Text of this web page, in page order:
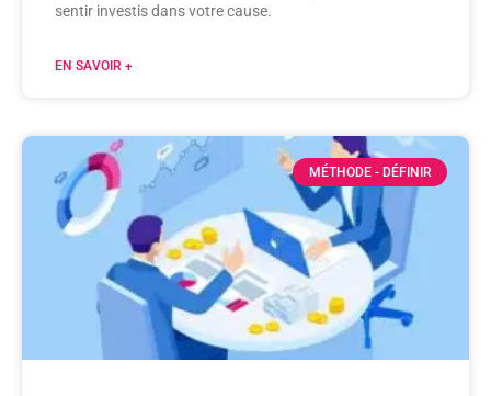
sentir investis dans votre cause.​
EN SAVOIR +
MÉTHODE - DÉFINIR